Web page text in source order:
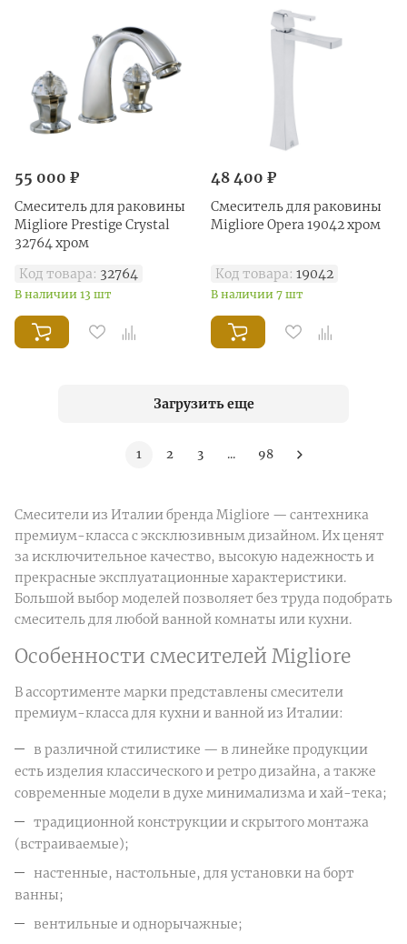
55 000 ₽
Смеситель для раковины
Migliore Prestige Crystal
32764 хром
Код товара: 32764
В наличии 13 шт
48 400 ₽
Смеситель для раковины
Migliore Opera 19042 хром
Код товара: 19042
В наличии 7 шт
Загрузить еще
1 2 3 ... 98
Смесители из Италии бренда Migliore — сантехника
премиум-класса с эксклюзивным дизайном. Их ценят
за исключительное качество, высокую надежность и
прекрасные эксплуатационные характеристики.
Большой выбор моделей позволяет без труда подобрать
смеситель для любой ванной комнаты или кухни.
Особенности смесителей Migliore
В ассортименте марки представлены смесители
премиум-класса для кухни и ванной из Италии:
в различной стилистике — в линейке продукции
есть изделия классического и ретро дизайна, а также
современные модели в духе минимализма и хай-тека;
традиционной конструкции и скрытого монтажа
(встраиваемые);
настенные, настольные, для установки на борт
ванны;
вентильные и однорычажные;